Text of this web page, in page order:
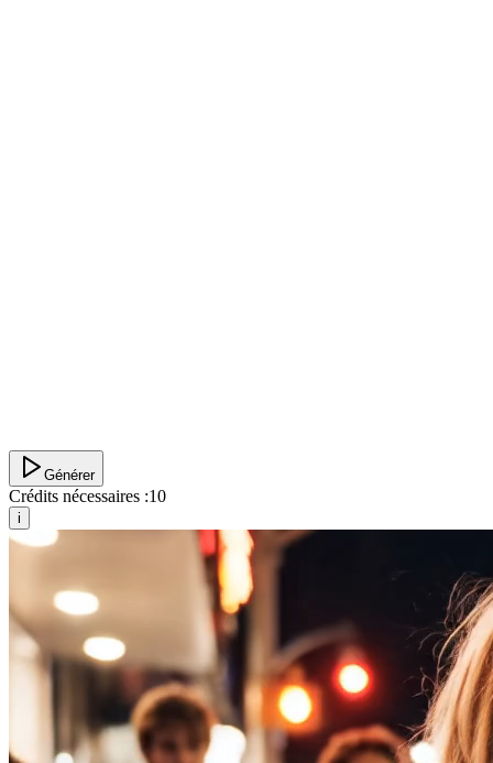
Générer
Crédits nécessaires :10
i